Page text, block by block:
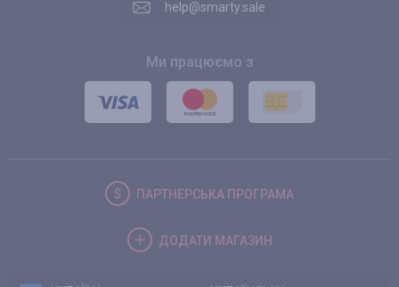
help@smarty.sale
Ми працюємо з
ПАРТНЕРСЬКА ПРОГРАМА
ДОДАТИ МАГАЗИН